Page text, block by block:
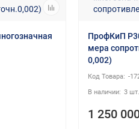
ПрофКиП
мера
0,002)
-
3 шт.
1 250